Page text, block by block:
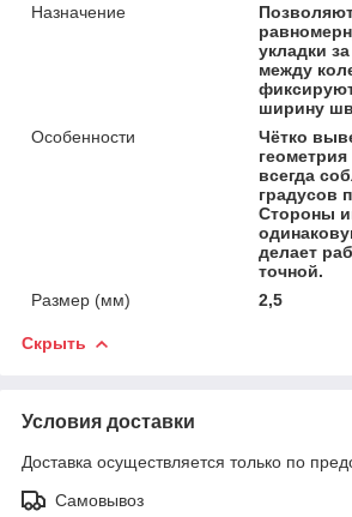
Назначение
укладки
между
ширину
Особенности
Чётко
всегда
градусов
Стороны
делает
точной.
Размер (мм)
2,5
Скрыть
Условия доставки
Доставка осуществляется только по
Самовывоз